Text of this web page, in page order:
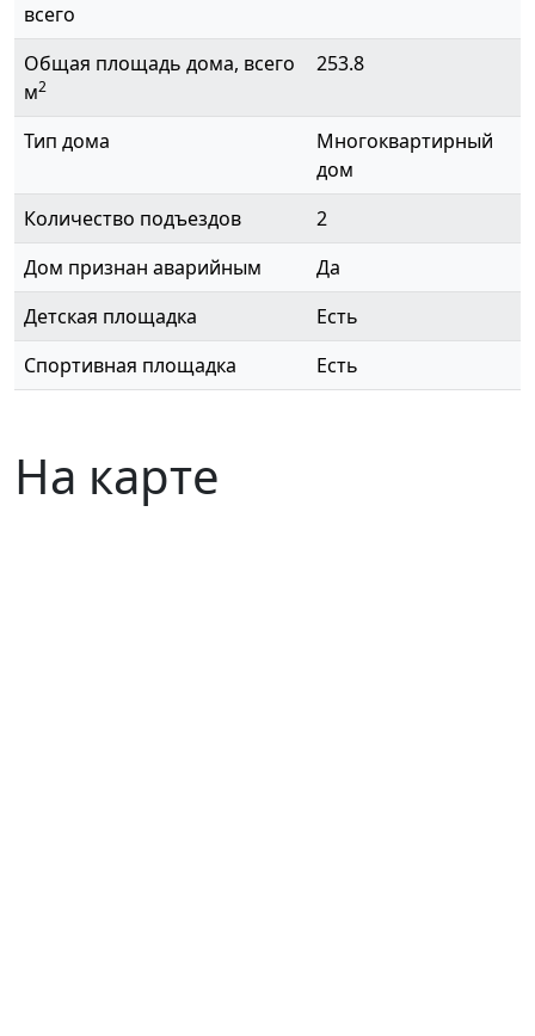
всего
Общая площадь дома, всего
м2
253.8
Тип дома
Многоквартирный
дом
Количество подъездов
2
Дом признан аварийным
Да
Детская площадка
Есть
Спортивная площадка
Есть
На карте